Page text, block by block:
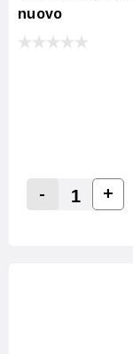
nuovo
Decrease
- +